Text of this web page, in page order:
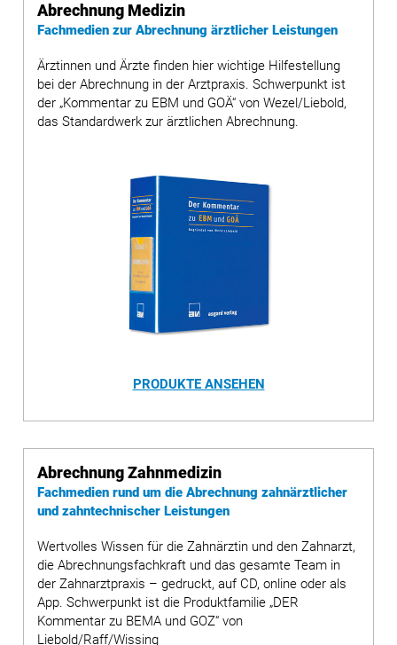
Abrechnung Medizin
Fachmedien zur Abrechnung ärztlicher Leistungen
Ärztinnen und Ärzte finden hier wichtige Hilfestellung
bei der Abrechnung in der Arztpraxis. Schwerpunkt ist
der „Kommentar zu EBM und GOÄ“ von Wezel/Liebold,
das Standardwerk zur ärztlichen Abrechnung.
PRODUKTE ANSEHEN
Abrechnung Zahnmedizin
Fachmedien rund um die Abrechnung zahnärztlicher
und zahntechnischer Leistungen
Wertvolles Wissen für die Zahnärztin und den Zahnarzt,
die Abrechnungsfachkraft und das gesamte Team in
der Zahnarztpraxis – gedruckt, auf CD, online oder als
App. Schwerpunkt ist die Produktfamilie „DER
Kommentar zu BEMA und GOZ“ von
Liebold/Raff/Wissing